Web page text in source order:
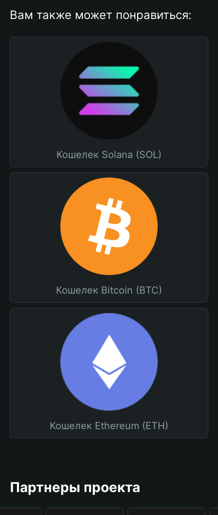
Вам также может понравиться:
Кошелек Solana (SOL)
Кошелек Bitcoin (BTC)
Кошелек Ethereum (ETH)
Партнеры проекта